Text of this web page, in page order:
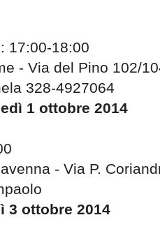
17:00-18:00
- Via del Pino 102/
328-4927064
1 ottobre 2014
-­ Via P.
3 ottobre 2014